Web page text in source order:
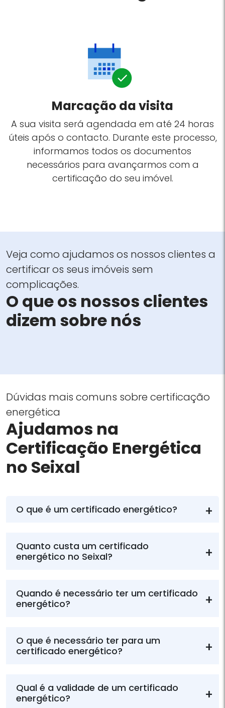
Marcação da visita
A sua visita será agendada em até 24 horas
úteis após o contacto. Durante este processo,
informamos todos os documentos
necessários para avançarmos com a
certificação do seu imóvel.
Veja como ajudamos os nossos clientes a
certificar os seus imóveis sem
complicações.
O que os nossos clientes
dizem sobre nós
Dúvidas mais comuns sobre certificação
energética
Ajudamos na
Certificação Energética
no Seixal
O que é um certificado energético?
Quanto custa um certificado
energético no Seixal?
Quando é necessário ter um certificado
energético?
O que é necessário ter para um
certificado energético?
Qual é a validade de um certificado
energético?